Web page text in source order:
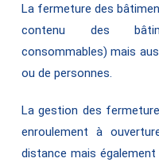
La fermeture des
contenu des
consommables) mais
ou de personnes.
La gestion des
enroulement à
distance mais